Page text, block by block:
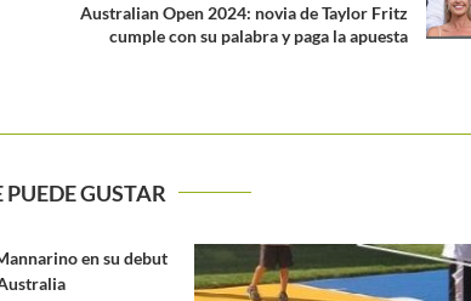
Australian Open 2024: novia de Taylor Fritz
cumple con su palabra y paga la apuesta
GUSTAR